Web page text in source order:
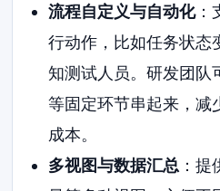
流程自定义与自动化：
行动作，比如任务状态
知测试人员。研发团队
等固定环节串起来，减
成本。
多视图与数据汇总：提